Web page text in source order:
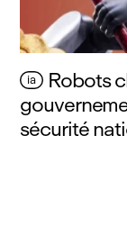
ia Robots
sécurité